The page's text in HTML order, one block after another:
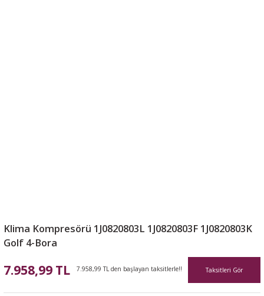
Klima Kompresörü 1J0820803L 1J0820803F 1J0820803K
Golf 4-Bora
7.958,99 TL 7.958,99 TL den başlayan taksitlerle!! Taksitleri Gör